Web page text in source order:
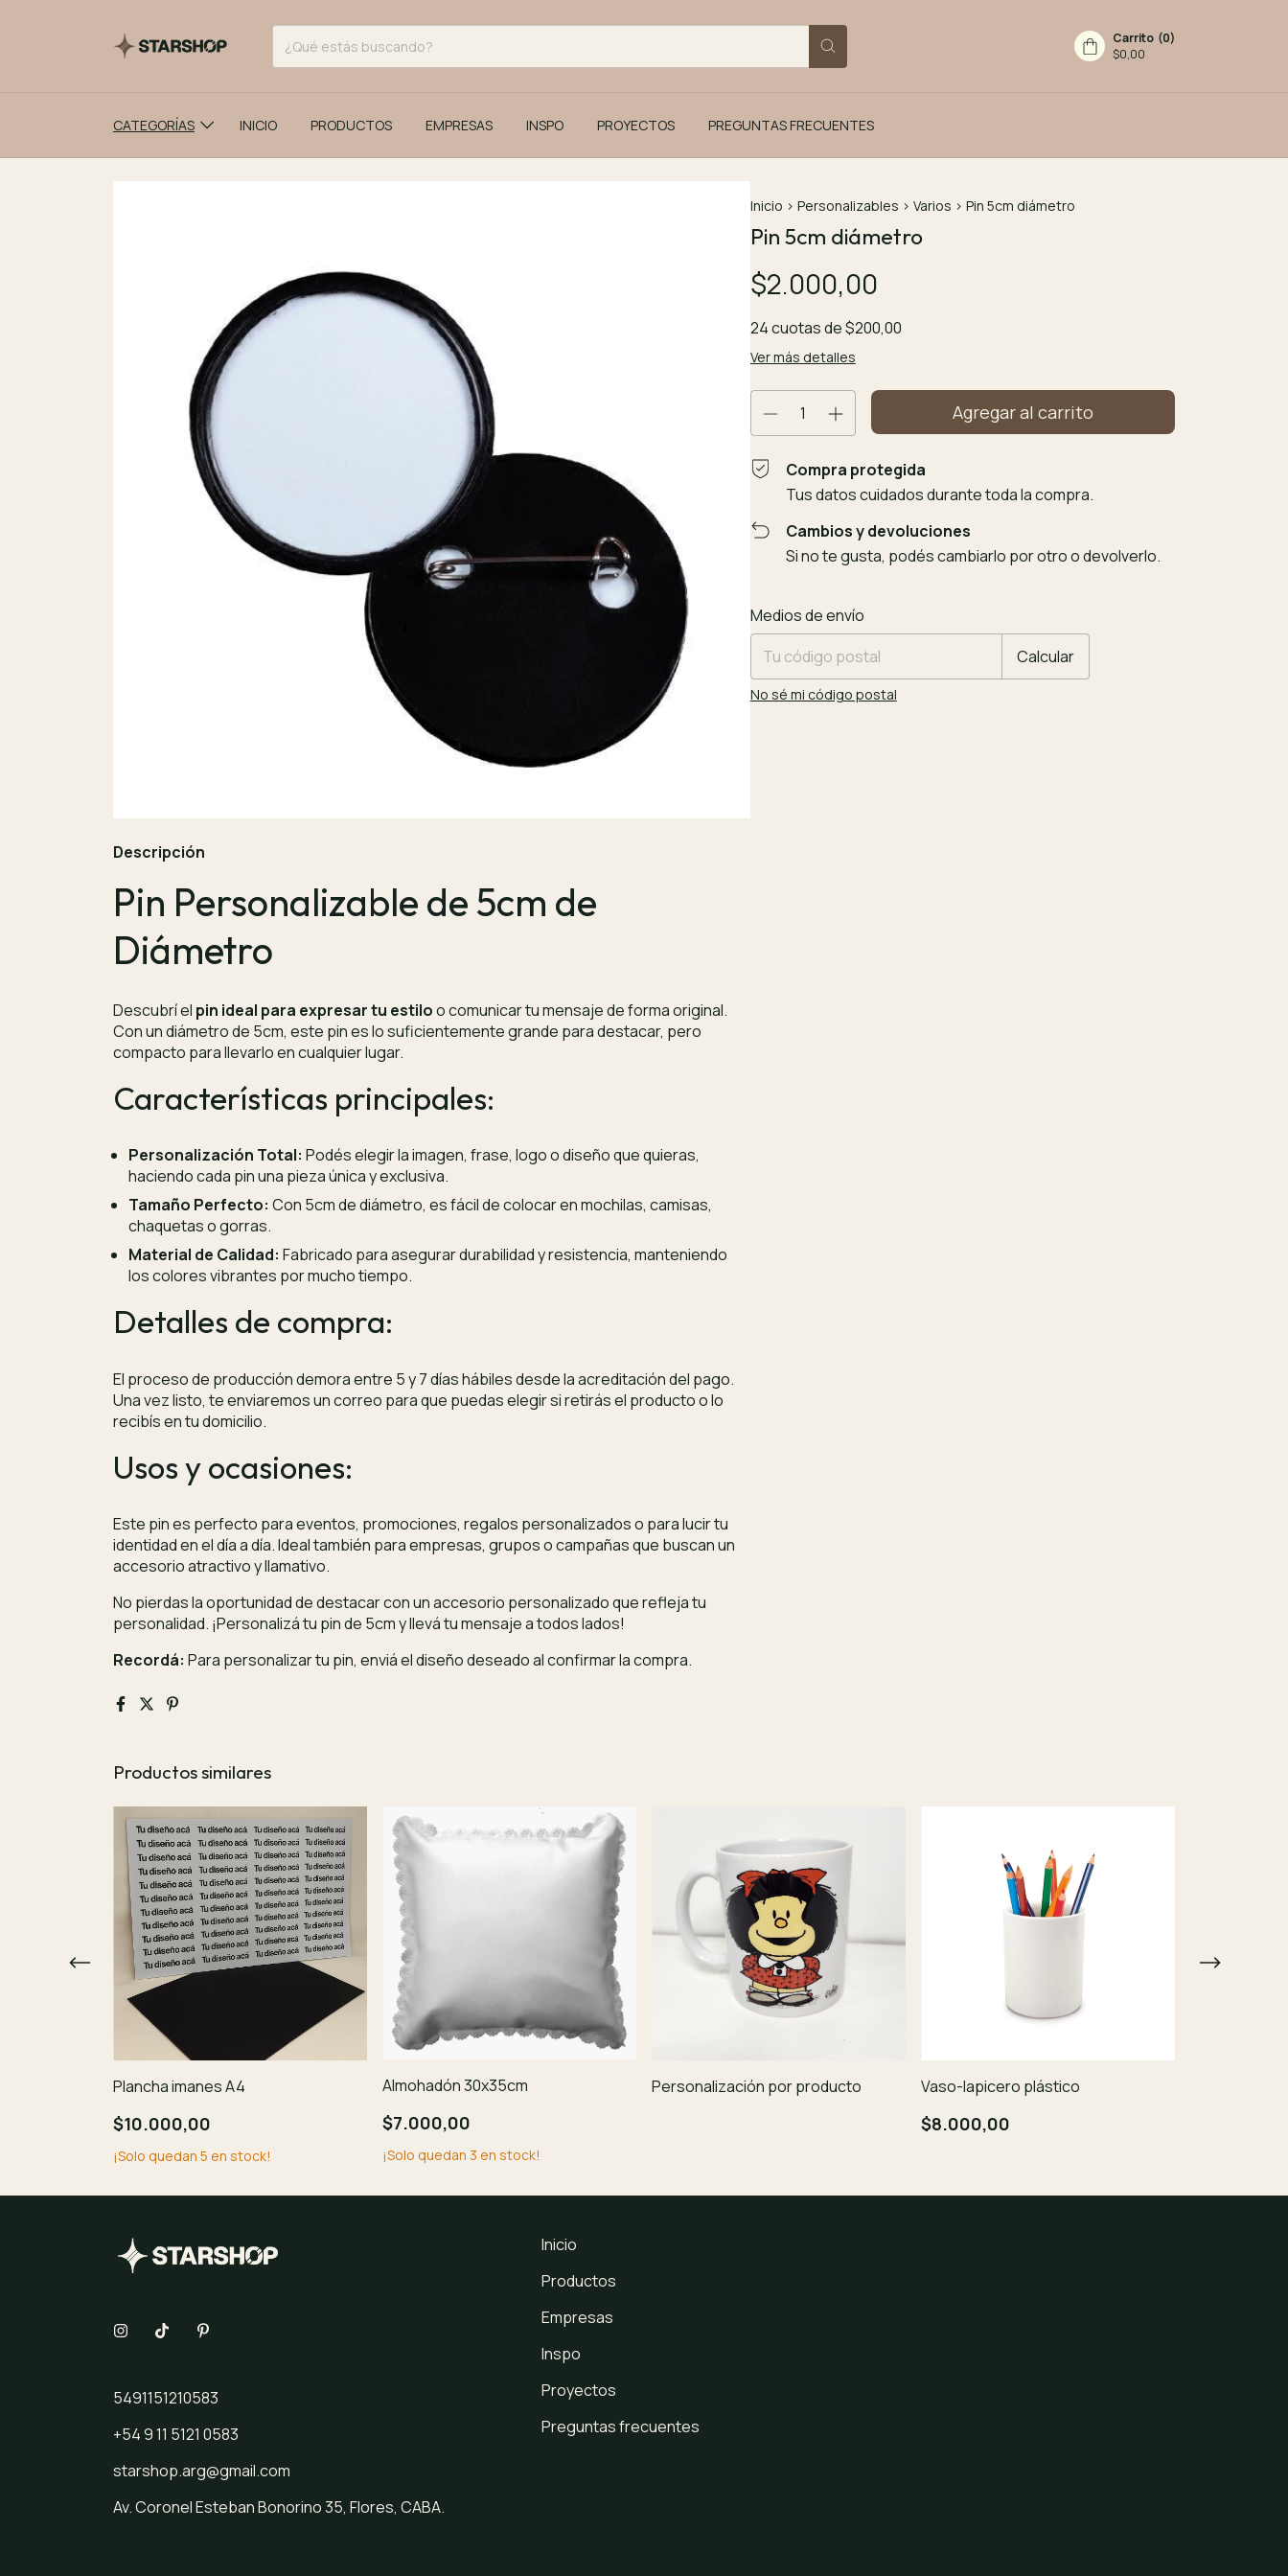
Carrito (0)
$0,00
CATEGORÍAS INICIO PRODUCTOS EMPRESAS INSPO PROYECTOS PREGUNTAS FRECUENTES
Inicio > Personalizables > Varios > Pin 5cm diámetro
Pin 5cm diámetro
$2.000,00
24cuotas de$200,00
Ver más detalles
Compra protegida
Tus datos cuidados durante toda la compra.
Cambios y devoluciones
Si no te gusta, podés cambiarlo por otro o devolverlo.
Entregas para el CP:
Medios de envío
Calcular
No sé mi código postal
Descripción
Pin Personalizable de 5cm de
Diámetro
Descubrí el pin ideal para expresar tu estiloo comunicar tu mensaje de forma original.
Con un diámetro de 5cm, este pin es lo suficientemente grande para destacar, pero
compacto para llevarlo en cualquier lugar.
Características principales:
Personalización Total: Podés elegir la imagen, frase, logo o diseño que quieras,
haciendo cada pin una pieza única y exclusiva.
Tamaño Perfecto: Con 5cm de diámetro, es fácil de colocar en mochilas, camisas,
chaquetas o gorras.
Material de Calidad: Fabricado para asegurar durabilidad y resistencia, manteniendo
los colores vibrantes por mucho tiempo.
Detalles de compra:
El proceso de producción demora entre 5 y 7 días hábiles desde la acreditación del pago.
Una vez listo, te enviaremos un correo para que puedas elegir si retirás el producto o lo
recibís en tu domicilio.
Usos y ocasiones:
Este pin es perfecto para eventos, promociones, regalos personalizados o para lucir tu
identidad en el día a día. Ideal también para empresas, grupos o campañas que buscan un
accesorio atractivo y llamativo.
No pierdas la oportunidad de destacar con un accesorio personalizado que refleja tu
personalidad. ¡Personalizá tu pin de 5cm y llevá tu mensaje a todos lados!
Recordá: Para personalizar tu pin, enviá el diseño deseado al confirmar la compra.
Productos similares
Plancha imanes A4
$10.000,00
¡Solo quedan 5 en stock!
Almohadón 30x35cm
$7.000,00
¡Solo quedan 3 en stock!
Personalización por producto Vaso-lapicero plástico
$8.000,00
5491151210583
+54 9 11 5121 0583
starshop.arg@gmail.com
Av. Coronel Esteban Bonorino 35, Flores, CABA.
Inicio
Productos
Empresas
Inspo
Proyectos
Preguntas frecuentes